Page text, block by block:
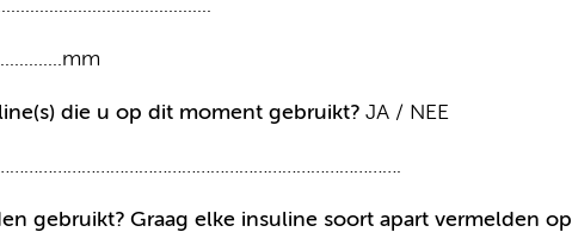
die u op dit moment gebruikt? JA / NEE
gebruikt? Graag elke insuline soort apart vermelden op